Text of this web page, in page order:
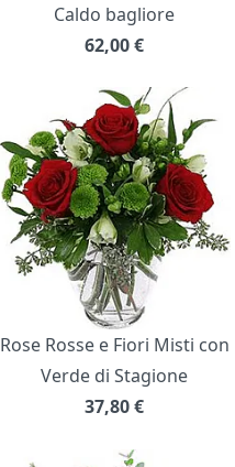
Caldo bagliore
62,00€
Rose Rosse e Fiori Misti con
Verde di Stagione
37,80€